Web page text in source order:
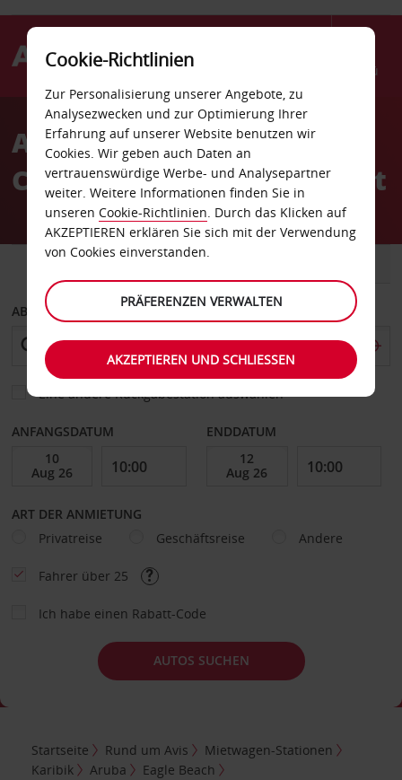
Menü
AvisAutovermietung La
Cabana Beach and Racquet
ABHOLEN VON
Eine andere Rückgabestation auswählen
ANFANGSDATUM ENDDATUM
ART DER ANMIETUNG
Privatreise
Geschäftsreise Andere
Fahrer über 25
Ich habe einen Rabatt-Code
AUTOS SUCHEN
Startseite Rund um Avis
Mietwagen-Stationen
Karibik
Aruba
Eagle Beach
Cookie-Richtlinien
Zur Personalisierung unserer Angebote, zu
Analysezwecken und zur Optimierung Ihrer
Erfahrung auf unserer Website benutzen wir
Cookies. Wir geben auch Daten an
vertrauenswürdige Werbe- und Analysepartner
weiter. Weitere Informationen finden Sie in
unseren Cookie-Richtlinien. Durch das Klicken auf
AKZEPTIEREN erklären Sie sich mit der Verwendung
von Cookies einverstanden.
PRÄFERENZEN VERWALTEN
AKZEPTIEREN UND SCHLIESSEN